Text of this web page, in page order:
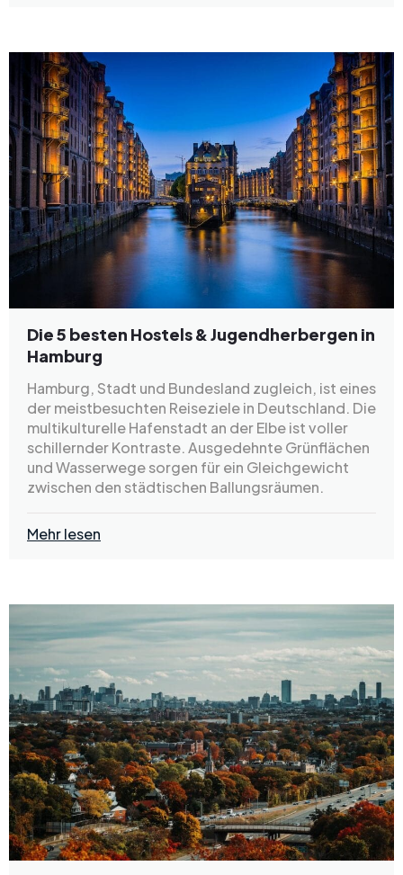
Die 5 besten Hostels & Jugendherbergen in
Hamburg
Hamburg, Stadt und Bundesland zugleich, ist eines
der meistbesuchten Reiseziele in Deutschland. Die
multikulturelle Hafenstadt an der Elbe ist voller
schillernder Kontraste. Ausgedehnte Grünflächen
und Wasserwege sorgen für ein Gleichgewicht
zwischen den städtischen Ballungsräumen.
Mehr lesen